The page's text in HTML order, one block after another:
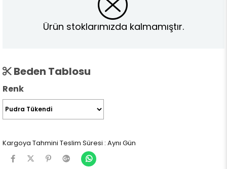
Ürün stoklarımızda kalmamıştır.
Beden Tablosu
Renk
Kargoya Tahmini Teslim Süresi : Aynı Gün